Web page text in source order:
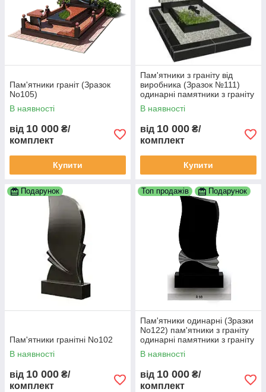
Пам'ятники граніт (Зразок
No105)
В наявності
від 10 000 ₴/
комплект
Купити
Пам'ятники з граніту від
виробника (Зразок №111)
одинарні памятники з граніту
замовити пам'ятник гранітний
пам'ятник
В наявності
від 10 000 ₴/
комплект
Купити
Подарунок
Пам'ятники гранітні No102
В наявності
від 10 000 ₴/
комплект
Топ продажів Подарунок
Пам'ятники одинарні (Зразки
No122) пам'ятники з граніту
одинарні памятники з граніту
замовити пам'ятник гранітний
пам'ятник
В наявності
від 10 000 ₴/
комплект